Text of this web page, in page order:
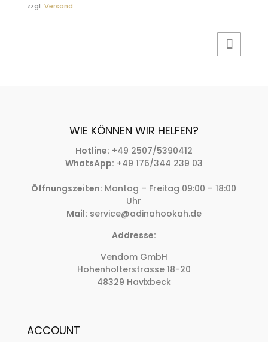
zzgl. Versand
WIE KÖNNEN WIR HELFEN?
Hotline: +49 2507/5390412
WhatsApp: +49 176/344 239 03
Öffnungszeiten: Montag – Freitag 09:00 – 18:00
Uhr
Mail: service@adinahookah.de
Addresse:
Vendom GmbH
Hohenholterstrasse 18-20
48329 Havixbeck
ACCOUNT